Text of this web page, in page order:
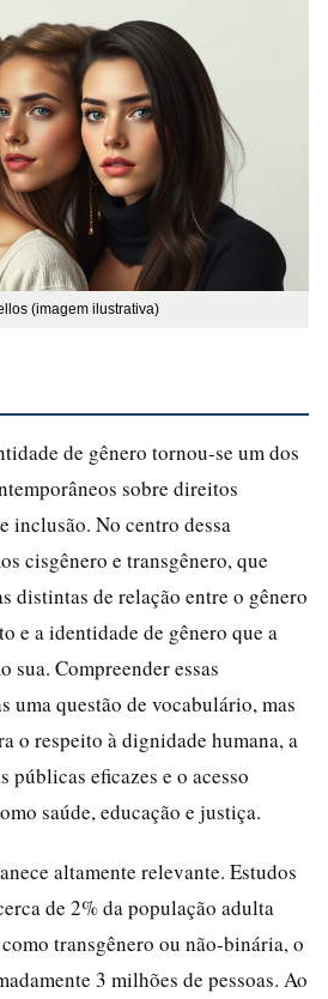
(imagem ilustrativa)
de gênero tornou-se um dos
sobre direitos
inclusão. No centro dessa
cisgênero e transgênero, que
distintas de relação entre o gênero
e a identidade de gênero que a
sua. Compreender essas
uma questão de vocabulário, mas
o respeito à dignidade humana, a
eficazes e o acesso
saúde, educação e justiça.
altamente relevante. Estudos
de 2% da população adulta
transgênero ou não-binária, o
3 milhões de pessoas. Ao